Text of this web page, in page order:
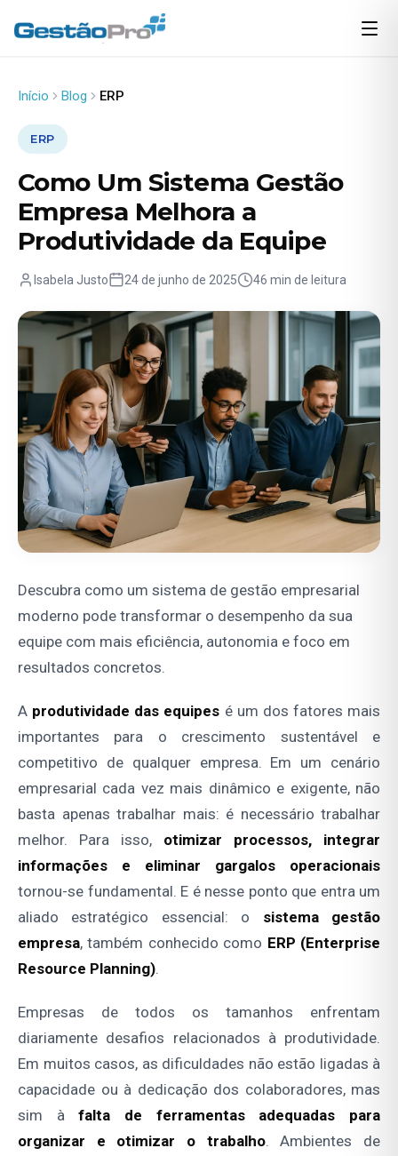
Início Blog ERP
ERP
Como Um Sistema Gestão
Empresa Melhora a
Produtividade da Equipe
Isabela Justo 24 de junho de 2025 46 min de leitura
Descubra como um sistema de gestão empresarial
moderno pode transformar o desempenho da sua
equipe com mais eficiência, autonomia e foco em
resultados concretos.
A produtividade das equipes é um dos fatores mais
importantes para o crescimento sustentável e
competitivo de qualquer empresa. Em um cenário
empresarial cada vez mais dinâmico e exigente, não
basta apenas trabalhar mais: é necessário trabalhar
melhor. Para isso, otimizar processos, integrar
informações e eliminar gargalos operacionais
tornou-se fundamental. E é nesse ponto que entra um
aliado estratégico essencial: o sistema gestão
empresa, também conhecido como ERP (Enterprise
Resource Planning).
Empresas de todos os tamanhos enfrentam
diariamente desafios relacionados à produtividade.
Em muitos casos, as dificuldades não estão ligadas à
capacidade ou à dedicação dos colaboradores, mas
sim àfalta de ferramentas adequadas para
organizar e otimizar o trabalho. Ambientes de